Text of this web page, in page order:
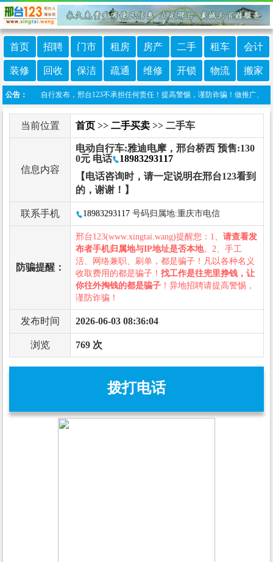
首页 招聘 门市 租房 房产 二手 租车 会计
装修 回收 保洁 疏通 维修 开锁 物流 搬家
公告：
息由网友自行发布，邢台123不承担任何责任！提高警惕，谨防诈骗！做推广、做
当前位置 首页 >> 二手买卖 >> 二手车
信息内容
电动自行车:雅迪电摩，邢台桥西 预售:130
0元 电话
18983293117
【电话咨询时，请一定说明在邢台123看到
的，谢谢！】
联系手机 18983293117 号码归属地:重庆市电信
防骗提醒：
邢台123(www.xingtai.wang)提醒您：1、 请查看发
布者手机归属地与IP地址是否本地。2、手工
活、网络兼职、刷单，都是骗子！凡以各种名义
收取费用的都是骗子！ 找工作是往兜里挣钱，让
你往外掏钱的都是骗子 ！异地招聘请提高警惕，
谨防诈骗！
发布时间 2026-06-03 08:36:04
浏览 769 次
拨打电话